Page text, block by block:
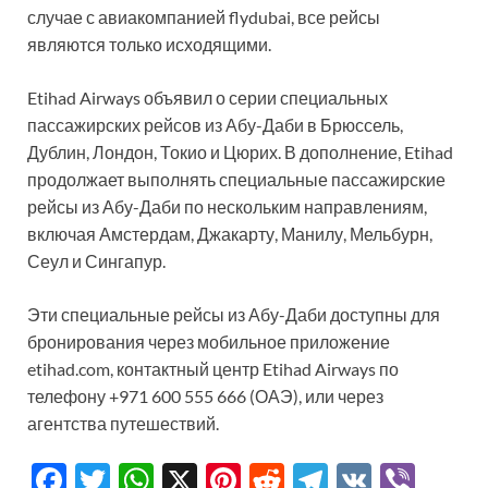
случае с авиакомпанией flydubai, все рейсы
являются только исходящими.
Etihad Airways объявил о серии специальных
пассажирских рейсов из Абу-Даби в Брюссель,
Дублин, Лондон, Токио и Цюрих. В дополнение, Etihad
продолжает выполнять специальные пассажирские
рейсы из Абу-Даби по нескольким направлениям,
включая Амстердам, Джакарту, Манилу, Мельбурн,
Сеул и Сингапур.
Эти специальные рейсы из Абу-Даби доступны для
бронирования через мобильное приложение
etihad.com, контактный центр Etihad Airways по
телефону +971 600 555 666 (ОАЭ), или через
агентства путешествий.